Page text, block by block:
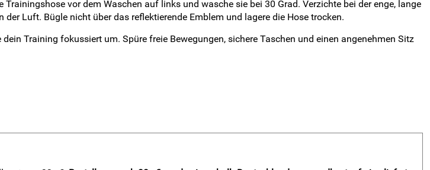
Trainingshose vor dem Waschen auf links und wasche sie bei 30 Grad. Verzichte bei der enge, lange
Luft. Bügle nicht über das reflektierende Emblem und lagere die Hose trocken.
Training fokussiert um. Spüre freie Bewegungen, sichere Taschen und einen angenehmen Sitz